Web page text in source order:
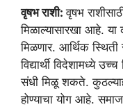
वृषभ राशी:वृषभ
मिळाल्यासारखा आहे.
मिळणार. आर्थिक
विद्यार्थी विदेशामध्ये
संधी मिळू शकते.
होण्याचा योग आहे.